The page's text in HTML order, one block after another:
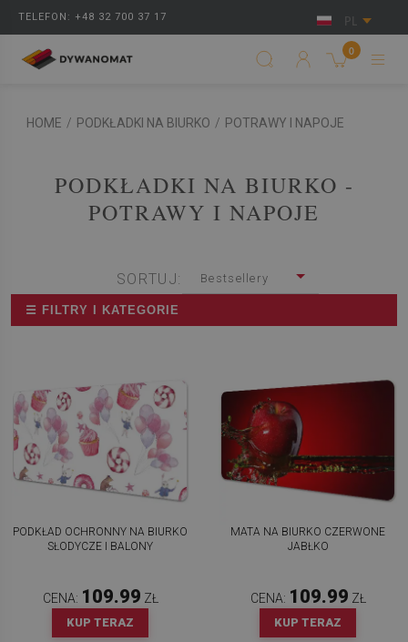
TELEFON: +48 32 700 37 17 PL
0
HOME / PODKŁADKI NA BIURKO / POTRAWY I NAPOJE
PODKŁADKI NA BIURKO -
POTRAWY I NAPOJE
SORTUJ: Bestsellery
☰ FILTRY I KATEGORIE
PODKŁAD OCHRONNY NA BIURKO
SŁODYCZE I BALONY
CENA: 109.99 ZŁ
KUP TERAZ
MATA NA BIURKO CZERWONE
JABŁKO
CENA: 109.99 ZŁ
KUP TERAZ